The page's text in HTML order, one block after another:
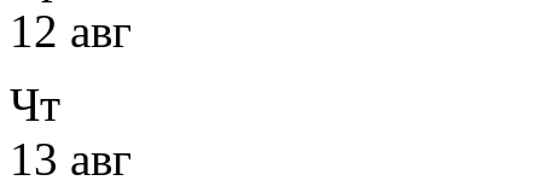
12 авг
Чт
13 авг